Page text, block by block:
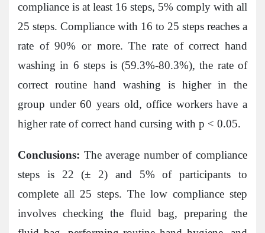
compliance is at least 16 steps, 5% comply with all
25 steps. Compliance with 16 to 25 steps reaches a
rate of 90% or more. The rate of correct hand
washing in 6 steps is (59.3%-80.3%), the rate of
correct routine hand washing is higher in the
group under 60 years old, office workers have a
higher rate of correct hand cursing with p < 0.05.
Conclusions: The average number of compliance
steps is 22 (± 2) and 5% of participants to
complete all 25 steps. The low compliance step
involves checking the fluid bag, preparing the